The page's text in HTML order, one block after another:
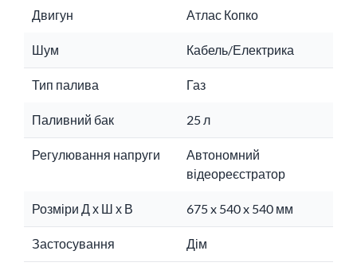
Двигун Атлас Копко
Шум Кабель/Електрика
Тип палива Газ
Паливний бак 25 л
Регулювання напруги
Автономний
відеореєстратор
Розміри Д х Ш х В 675 x 540 x 540 мм
Застосування Дім